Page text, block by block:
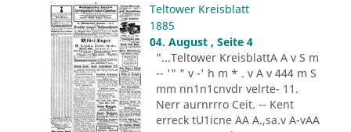
Teltower Kreisblatt
1885
04. August , Seite 4
"...Teltower KreisblattA A v S m
-- '" " v -' h m * . v A v 444 m S
mm nn1n1cnvdr velrte- 11.
Nerr aurnrrro Ceit. -- Kent
erreck tU1icne AA A.,sa.v A-vAA